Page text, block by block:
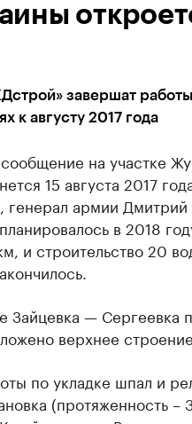
завершат
к августу 2017 года
на участке
15 августа 2017
армии Дмитрий
в 2018
и строительство 20
Зайцевка — Сергеевка
верхнее строение
по укладке шпал и
(протяженность –